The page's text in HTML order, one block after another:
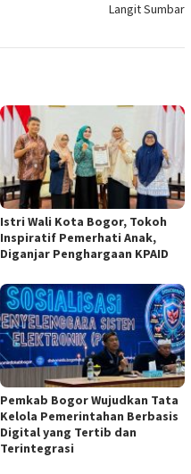
Langit Sumbar
Istri Wali Kota Bogor, Tokoh
Inspiratif Pemerhati Anak,
Diganjar Penghargaan KPAID
Pemkab Bogor Wujudkan Tata
Kelola Pemerintahan Berbasis
Digital yang Tertib dan
Terintegrasi